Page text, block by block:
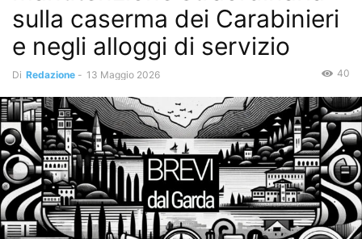
sulla caserma dei Carabinieri
e negli alloggi di servizio
Di Redazione - 13 Maggio 2026 40